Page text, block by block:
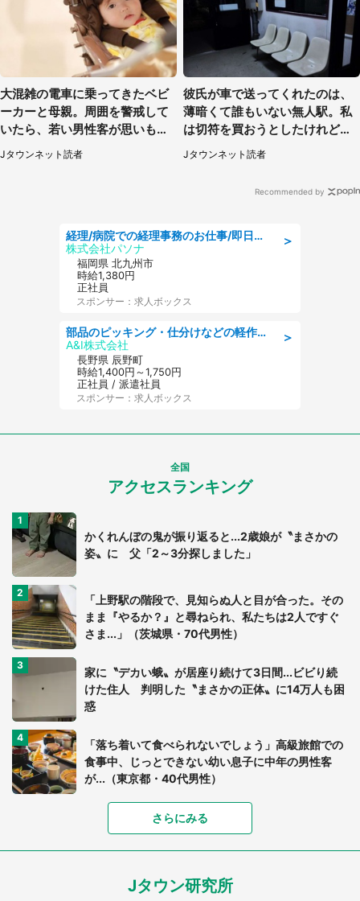
大混雑の電車に乗ってきたベビ
ーカーと母親。周囲を警戒して
いたら、若い男性客が思いもよ
らぬ行動に（東京都・50代女
性）
Jタウンネット読者
彼氏が車で送ってくれたのは、
薄暗くて誰もいない無人駅。私
は切符を買おうとしたけれど
（山形県・20代女性）
Jタウンネット読者
Recommended by
＞
経理/病院での経理事務のお仕事/即日勤務可/車通勤可/経理/一般事務
株式会社パソナ
福岡県 北九州市
時給1,380円
正社員
スポンサー：求人ボックス
＞
部品のピッキング・仕分けなどの軽作業/前払い・週払い制度あり/長期安定/有給とりやすい/環境充実
A&I株式会社
長野県 辰野町
時給1,400円～1,750円
正社員 / 派遣社員
スポンサー：求人ボックス
全国
アクセスランキング
かくれんぼの鬼が振り返ると...2歳娘が〝まさかの
姿〟に 父「2～3分探しました」
「上野駅の階段で、見知らぬ人と目が合った。その
まま『やるか？』と尋ねられ、私たちは2人ですぐ
さま...」（茨城県・70代男性）
家に〝デカい蛾〟が居座り続けて3日間...ビビり続
けた住人 判明した〝まさかの正体〟に14万人も困
惑
「落ち着いて食べられないでしょう」高級旅館での
食事中、じっとできない幼い息子に中年の男性客
が...（東京都・40代男性）
「富豪すぎ」1歳息子の〝店頭駄々こね〟の内容に1.
7万人驚がく 「お菓子売り場ならまだしも...」「ハ
ードル高い」
「閉所恐怖症の私は新幹線で大パニック。隣席の青
さらにみる
Jタウン研究所